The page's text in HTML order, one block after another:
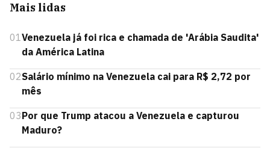
Mais lidas
01Venezuela já foi rica e chamada de 'Arábia Saudita'
da América Latina
02Salário mínimo na Venezuela cai para R$ 2,72 por
mês
03Por que Trump atacou a Venezuela e capturou
Maduro?